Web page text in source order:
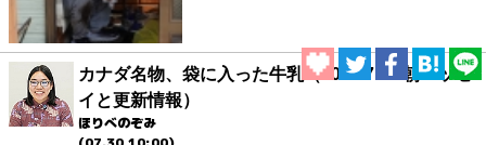
カナダ名物、袋に入った牛乳（2026.7.30 朝エッセ
イと更新情報）
ほりべのぞみ